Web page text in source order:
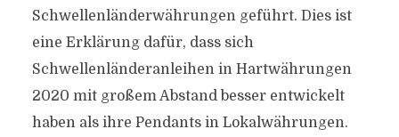
Schwellenländerwährungen geführt. Dies ist
eine Erklärung dafür, dass sich
Schwellenländeranleihen in Hartwährungen
2020 mit großem Abstand besser entwickelt
haben als ihre Pendants in Lokalwährungen.